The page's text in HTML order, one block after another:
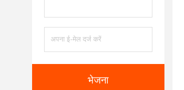
भेजना